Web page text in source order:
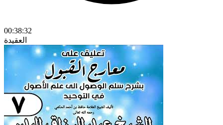
00:38:32
العقيدة